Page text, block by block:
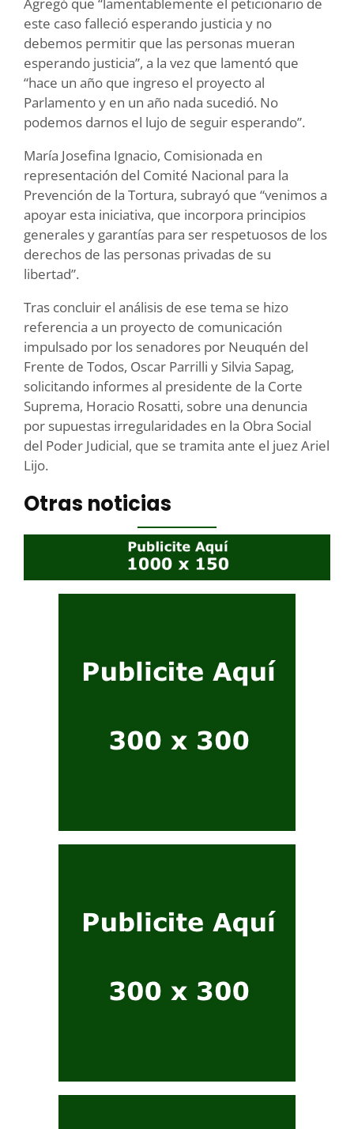
este caso falleció esperando justicia y no
debemos permitir que las personas mueran
esperando justicia”, a la vez que lamentó que
“hace un año que ingreso el proyecto al
Parlamento y en un año nada sucedió. No
podemos darnos el lujo de seguir esperando”.
María Josefina Ignacio, Comisionada en
representación del Comité Nacional para la
Prevención de la Tortura, subrayó que “venimos a
apoyar esta iniciativa, que incorpora principios
generales y garantías para ser respetuosos de los
derechos de las personas privadas de su
libertad”.
Tras concluir el análisis de ese tema se hizo
referencia a un proyecto de comunicación
impulsado por los senadores por Neuquén del
Frente de Todos, Oscar Parrilli y Silvia Sapag,
solicitando informes al presidente de la Corte
Suprema, Horacio Rosatti, sobre una denuncia
por supuestas irregularidades en la Obra Social
del Poder Judicial, que se tramita ante el juez Ariel
Lijo.
Otras noticias